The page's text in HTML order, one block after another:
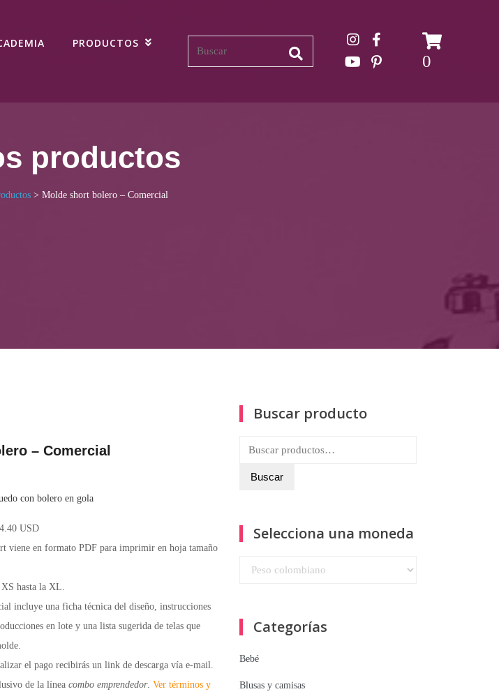
PRODUCTOS
0
productos
> Molde short bolero – Comercial
– Comercial
con bolero en gola
USD
viene en formato PDF para imprimir en hoja tamaño
hasta la XL.
incluye una ficha técnica del diseño, instrucciones
en lote y una lista sugerida de telas que
el pago recibirás un link de descarga vía e-mail.
de la línea combo emprendedor. Ver términos y
Buscar producto
Buscar
Buscar
Selecciona una moneda
Categorías
Bebé
Blusas y camisas